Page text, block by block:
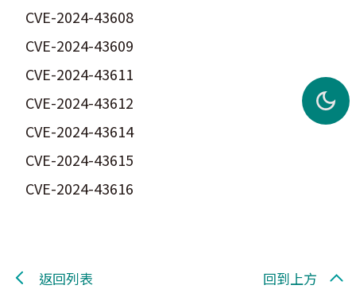
CVE-2024-43608
CVE-2024-43609
CVE-2024-43611
CVE-2024-43612
CVE-2024-43614
CVE-2024-43615
CVE-2024-43616
返回列表 回到上方